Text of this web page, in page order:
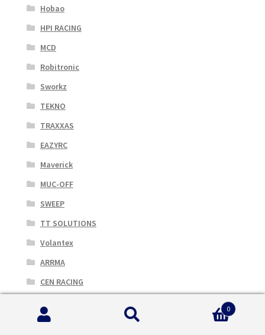
Hobao
HPI RACING
MCD
Robitronic
Sworkz
TEKNO
TRAXXAS
EAZYRC
Maverick
MUC-OFF
SWEEP
TT SOLUTIONS
Volantex
ARRMA
CEN RACING
HSP RACING
0